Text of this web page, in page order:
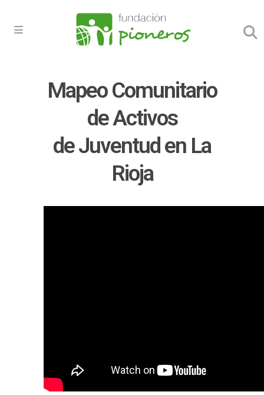
Mapeo Comunitario
de Activos
de Juventud en La
Rioja